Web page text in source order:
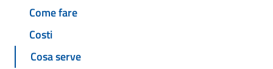
Come fare
Costi
Cosa serve